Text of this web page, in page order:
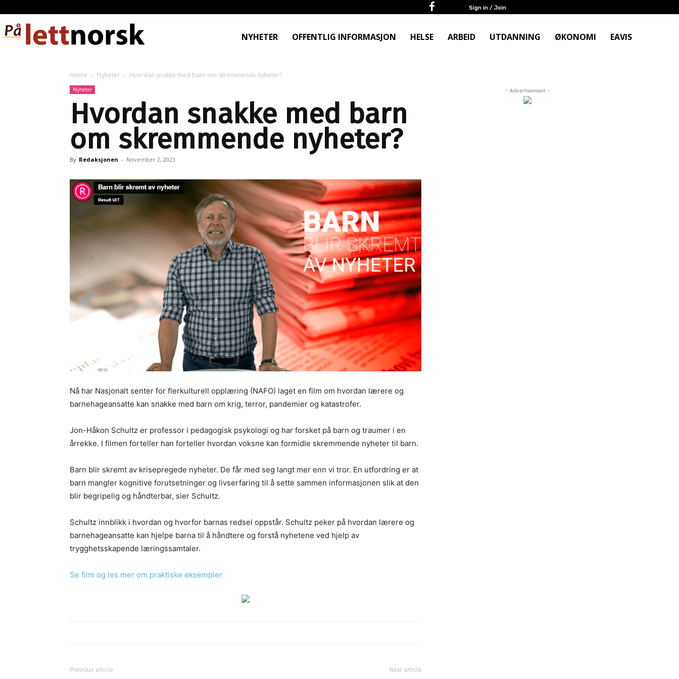
Sign in / Join
NYHETER OFFENTLIG INFORMASJON HELSE ARBEID UTDANNING ØKONOMI EAVIS
Home Nyheter Hvordan snakke med barn om skremmende nyheter?
Nyheter
Hvordan snakke med barn
om skremmende nyheter?
By Redaksjonen - November 2, 2023
Nå har Nasjonalt senter for flerkulturell opplæring (NAFO) laget en film om hvordan lærere og
barnehageansatte kan snakke med barn om krig, terror, pandemier og katastrofer.
Jon-Håkon Schultz er professor i pedagogisk psykologi og har forsket på barn og traumer i en
årrekke. I filmen forteller han forteller hvordan voksne kan formidle skremmende nyheter til barn.
Barn blir skremt av krisepregede nyheter. De får med seg langt mer enn vi tror. En utfordring er at
barn mangler kognitive forutsetninger og livserfaring til å sette sammen informasjonen slik at den
blir begripelig og håndterbar, sier Schultz.
Schultz innblikk i hvordan og hvorfor barnas redsel oppstår. Schultz peker på hvordan lærere og
barnehageansatte kan hjelpe barna til å håndtere og forstå nyhetene ved hjelp av
trygghetsskapende læringssamtaler.
Se film og les mer om praktiske eksempler
Previous article Next article
- Advertisement -